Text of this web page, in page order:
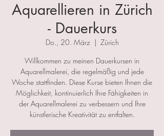
Aquarellieren in Zürich
- Dauerkurs
Do., 20. März
  |
Zürich
Willkommen zu meinen Dauerkursen in
Aquarellmalerei, die regelmäßig und jede
Woche stattfinden. Diese Kurse bieten Ihnen die
Möglichkeit, kontinuierlich Ihre Fähigkeiten in
der Aquarellmalerei zu verbessern und Ihre
künstlerische Kreativität zu entfalten.